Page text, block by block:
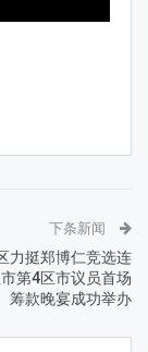
下条新闻
力挺郑博仁竞选连
第4区市议员首场
筹款晚宴成功举办